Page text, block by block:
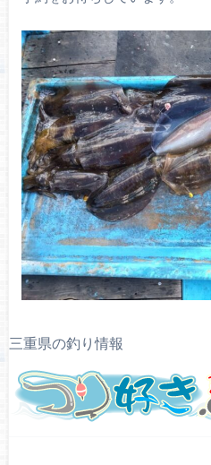
三重県の釣り情報